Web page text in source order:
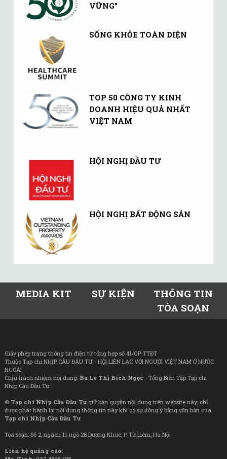
VỮNG"
SỐNG KHỎE TOÀN DIỆN
TOP 50 CÔNG TY KINH
DOANH HIỆU QUẢ NHẤT
VIỆT NAM
HỘI NGHỊ ĐẦU TƯ
HỘI NGHỊ BẤT ĐỘNG SẢN
MEDIA KIT SỰ KIỆN
THÔNG TIN
TÒA SOẠN
Giấy phép trang thông tin điện tử tổng hợp số 41/GP-TTĐT
Thuộc Tạp chí NHỊP CẦU ĐẦU TƯ - HỘI LIÊN LẠC VỚI NGƯỜI VIỆT NAM Ở NƯỚC
NGOÀI
Chịu trách nhiệm nội dung: Bà Lê Thị Bích Ngọc - Tổng Biên Tập Tạp chí
Nhịp Cầu Đầu Tư
© Tạp chí Nhịp Cầu Đầu Tưgiữ bản quyền nội dung trên website này; chỉ
được phát hành lại nội dung thông tin này khi có sự đồng ý bằng văn bản của
Tạp chí Nhịp Cầu Đầu Tư
Tòa soạn: Số 2, ngách 11 ngõ 28 Dương Khuê, P. Từ Liêm, Hà Nội
Liên hệ quảng cáo: